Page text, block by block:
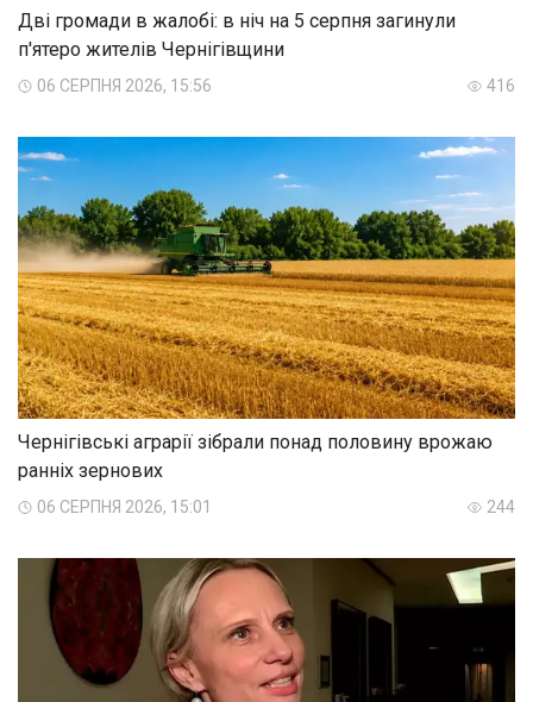
Дві громади в жалобі: в ніч на 5 серпня загинули
п'ятеро жителів Чернігівщини
06 СЕРПНЯ 2026, 15:56 416
Чернігівські аграрії зібрали понад половину врожаю
ранніх зернових
06 СЕРПНЯ 2026, 15:01 244